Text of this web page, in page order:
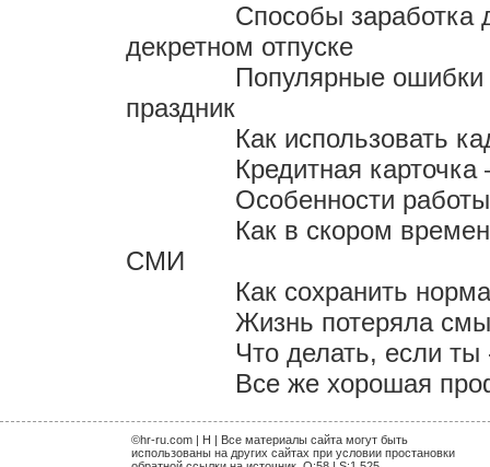
Способы
декретном отпуске
Популярные ошибки
праздник
Как использовать
Кредитная
Особенности
Как в скором
СМИ
Как сохранить
Жизнь потеряла
Что делать, если ты
Все же хорошая
©hr-ru.com | H | Все материалы сайта могут быть
использованы на других сайтах при условии простановки